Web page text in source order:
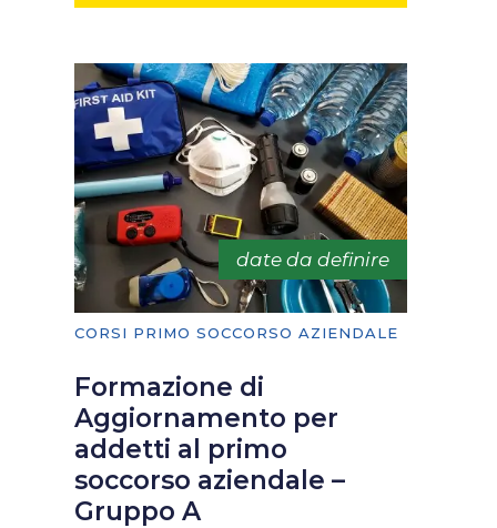
date da definire
CORSI PRIMO SOCCORSO AZIENDALE
Formazione di
Aggiornamento per
addetti al primo
soccorso aziendale –
Gruppo A